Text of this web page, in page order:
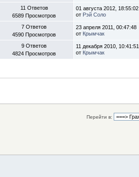
11 Ответов
6589 Просмотров
01 августа 2012, 18:55:02
от Рэй Соло
7 Ответов
4590 Просмотров
23 апреля 2011, 00:47:48
от Крымчак
9 Ответов
4824 Просмотров
11 декабря 2010, 10:41:51
от Крымчак
Перейти в: